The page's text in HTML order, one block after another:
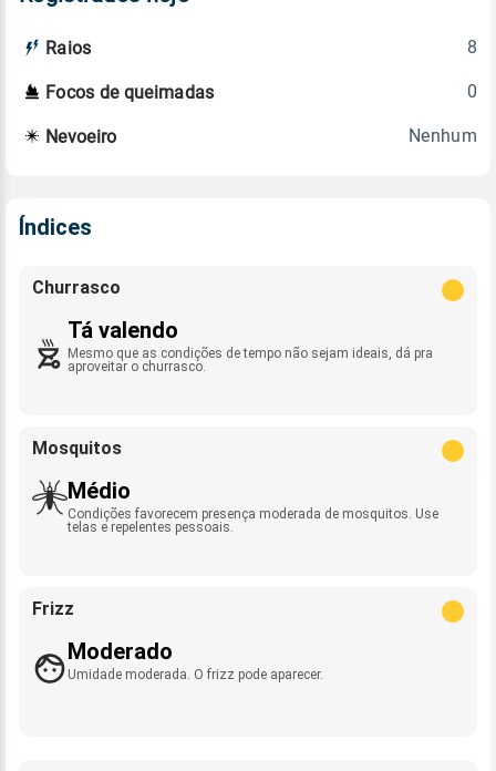
Raios 8
Focos de queimadas 0
Nevoeiro Nenhum
Índices
Churrasco
Tá valendo
Mesmo que as condições de tempo não sejam ideais, dá pra
aproveitar o churrasco.
Mosquitos
Médio
Condições favorecem presença moderada de mosquitos. Use
telas e repelentes pessoais.
Frizz
Moderado
Umidade moderada. O frizz pode aparecer.